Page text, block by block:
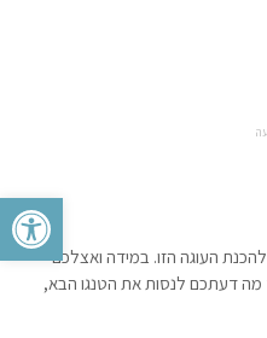
פתח
העוגה הזו. במידה ואצלכם
מה דעתכם לנסות את הטנגו הבא,